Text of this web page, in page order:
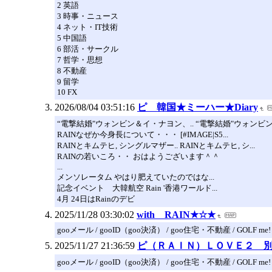
2 英語
3 時事・ニュース
4 ネット・IT技術
5 中国語
6 部活・サークル
7 哲学・思想
8 不動産
9 留学
10 FX
2026/08/04 03:51:16 ピ 韓国★ミーハー★Diary
“電撃結婚"ウォンビン＆イ・ナヨン、.. “電撃結婚"ウォンビ
RAINなぜか今身長について・・・ [#IMAGE|S5...
RAINとキムテヒ, シングルマザー.. RAINとキムテヒ, シ...
RAINの若いころ・・ おはようございます＾＾
...
メンソレータム やはり肥えていたのではな...
記念イベント 大韓航空 Rain '香港ワールド...
4月 24日はRainのデビ
2025/11/28 03:30:02 with RAIN★☆★
gooメール / gooID（goo決済） / goo住宅・不動産 / GOLF me!
2025/11/27 21:36:59 ピ（ＲＡＩＮ）ＬＯＶＥ２
gooメール / gooID（goo決済） / goo住宅・不動産 / GOLF me!